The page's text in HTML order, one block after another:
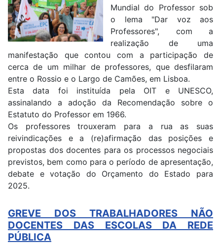
Mundial do Professor sob
o lema "Dar voz aos
Professores", com a
realização de uma
manifestação que contou com a participação de
cerca de um milhar de professores, que desfilaram
entre o Rossio e o Largo de Camões, em Lisboa.
Esta data foi instituída pela OIT e UNESCO,
assinalando a adoção da Recomendação sobre o
Estatuto do Professor em 1966.
Os professores trouxeram para a rua as suas
reivindicações e a (re)afirmação das posições e
propostas dos docentes para os processos negociais
previstos, bem como para o período de apresentação,
debate e votação do Orçamento do Estado para
2025.
GREVE DOS TRABALHADORES NÃO
DOCENTES DAS ESCOLAS DA REDE
PÚBLICA